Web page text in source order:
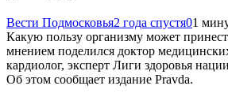
Вести Подмосковья2 года спустя01
Какую пользу организму может
мнением поделился доктор
кардиолог, эксперт Лиги здоровья
Об этом сообщает издание Pravda.